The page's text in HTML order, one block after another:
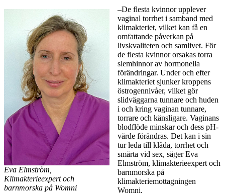
Eva Elmström,
Klimakterieexpert och
barnmorska på Womni
–De flesta kvinnor upplever
vaginal torrhet i samband med
klimakteriet, vilket kan få en
omfattande påverkan på
livskvaliteten och samlivet. För
de flesta kvinnor orsakas torra
slemhinnor av hormonella
förändringar. Under och efter
klimakteriet sjunker kroppens
östrogennivåer, vilket gör
slidväggarna tunnare och huden
i och kring vaginan tunnare,
torrare och känsligare. Vaginans
blodflöde minskar och dess pH-
värde förändras. Det kan i sin
tur leda till klåda, torrhet och
smärta vid sex, säger Eva
Elmström, klimakterieexpert och
barnmorska på
klimakteriemottagningen
Womni.